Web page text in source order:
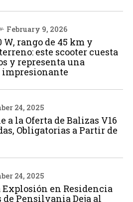
February 9, 2026
W, rango de 45 km y
este scooter cuesta
y representa una
24, 2025
a la Oferta de Balizas V16
Obligatorias a Partir de
24, 2025
Explosión en Residencia
de Pensilvania Deja al